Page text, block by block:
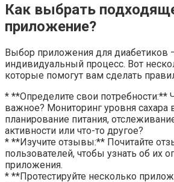
Как выбрать
приложение?
Выбор приложения для диабетиков
индивидуальный процесс. Вот
которые помогут вам сделать
* **Определите свои потребности:**
важное? Мониторинг уровня сахара
планирование питания,
активности или что-то другое?
* **Изучите отзывы:** Почитайте
пользователей, чтобы узнать об их
приложения.
* **Протестируйте несколько